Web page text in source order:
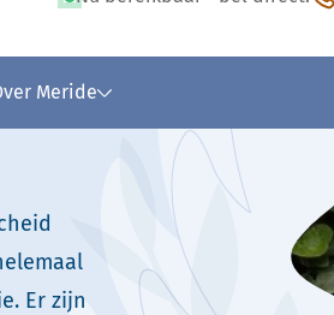
Meride
Er zijn